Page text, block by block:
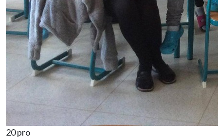
20 pro